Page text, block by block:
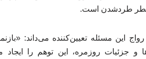
خطر طردشدن است.
این مسئله تعیین‌کننده می‌داند:
و جزئیات روزمره، این توهم را